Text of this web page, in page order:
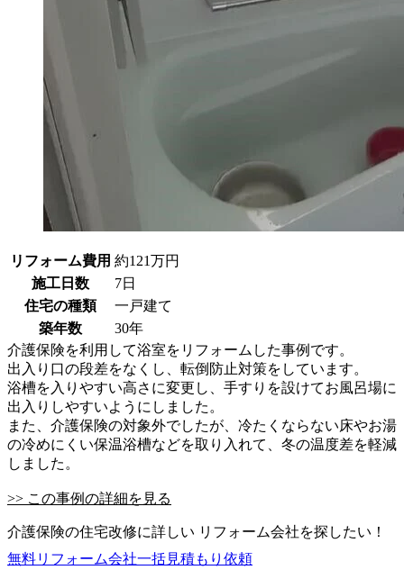
リフォーム費用 約121万円
施工日数
7日
住宅の種類
一戸建て
築年数
30年
介護保険を利用して浴室をリフォームした事例です。
出入り口の段差をなくし、転倒防止対策をしています。
浴槽を入りやすい高さに変更し、手すりを設けてお風呂場に
出入りしやすいようにしました。
また、介護保険の対象外でしたが、冷たくならない床やお湯
の冷めにくい保温浴槽などを取り入れて、冬の温度差を軽減
しました。
>> この事例の詳細を見る
介護保険の住宅改修に詳しい リフォーム会社を探したい！
無料リフォーム会社一括見積もり依頼